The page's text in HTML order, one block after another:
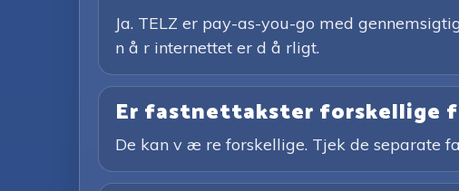
Ja. TELZ er pay-as-you-go med
n å r internettet er d å rligt.
Er fastnettakster forskellige
De kan v æ re forskellige. Tjek de separate